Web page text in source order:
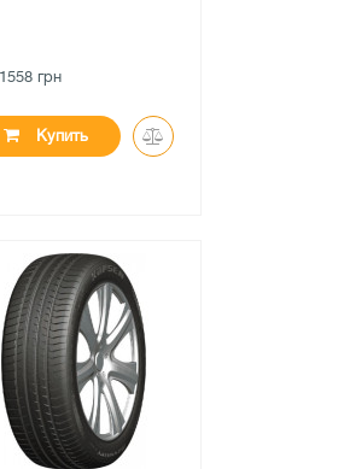
грн
Купить
наличии
0 отзывов